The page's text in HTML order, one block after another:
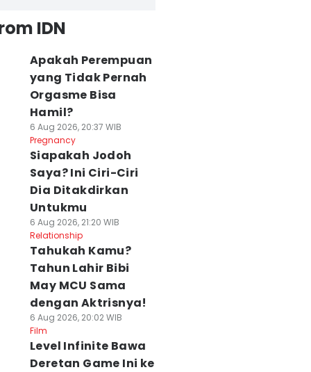
IDN
Apakah Perempuan
yang Tidak Pernah
Orgasme Bisa
Hamil?
6 Aug 2026, 20:37 WIB
Pregnancy
Siapakah Jodoh
Saya? Ini Ciri-Ciri
Dia Ditakdirkan
Untukmu
6 Aug 2026, 21:20 WIB
Relationship
Tahukah Kamu?
Tahun Lahir Bibi
May MCU Sama
dengan Aktrisnya!
6 Aug 2026, 20:02 WIB
Film
Level Infinite Bawa
Deretan Game Ini ke